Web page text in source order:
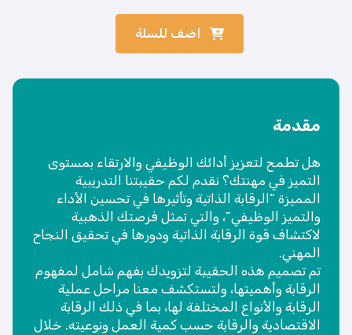
اضف للسلة
مقدمة
هل تطمح لتعزيز أدائك الوظيفي والارتقاء بمستوى
التميز في مهنتك؟ نقدم لكم حقيبتنا التدريبية
المميزة “الرقابة الذاتية وتأثيرها في تحسين الأداء
والتميز الوظيفي”، والتي تمثل فرصتك الذهبية
لاكتشاف قوة الرقابة الذاتية ودورها في تحقيق النجاح
المهني.
تم تصميم هذه الحقيبة لتزويدك بفهم شامل لمفهوم
الرقابة وأهميتها، ولتستكشف معنا مراحل عملية
الرقابة والأنواع المختلفة لها، بما في ذلك الرقابة
الاقتصادية والرقابة حسب كمية العمل ونوعيته. خلال